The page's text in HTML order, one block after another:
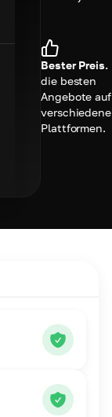
Bester Preis.
die besten
Angebote auf
Plattformen.